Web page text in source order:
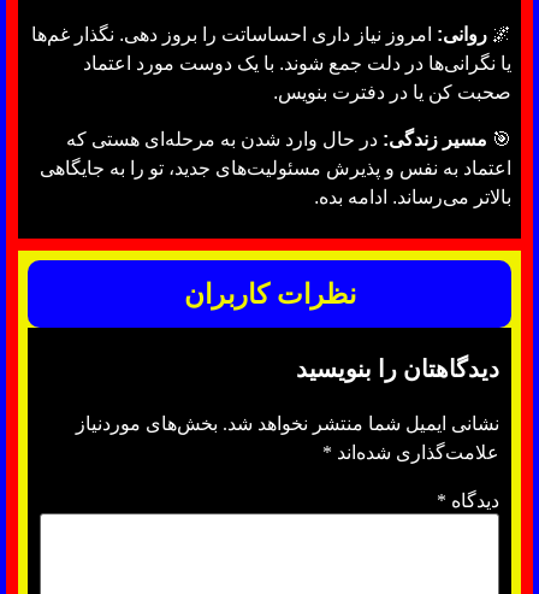
🌌 روانی: امروز نیاز داری احساساتت را بروز دهی. نگذار غم‌ها
یا نگرانی‌ها در دلت جمع شوند. با یک دوست مورد اعتماد
صحبت کن یا در دفترت بنویس.
🎯 مسیر زندگی: در حال وارد شدن به مرحله‌ای هستی که
اعتماد به نفس و پذیرش مسئولیت‌های جدید، تو را به جایگاهی
بالاتر می‌رساند. ادامه بده.
نظرات کاربران
دیدگاهتان را بنویسید
نشانی ایمیل شما منتشر نخواهد شد. بخش‌های موردنیاز
علامت‌گذاری شده‌اند *
دیدگاه *